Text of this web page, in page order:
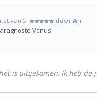
van 5
door An
Venus
is uitgekomen. Ik heb de